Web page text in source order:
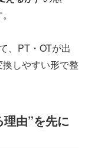
、PT・OTが出
しやすい形で整
由”を先に